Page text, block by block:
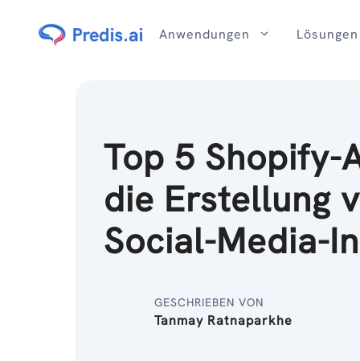
Anwendungen Lösungen
Top 5 Shopify-
die Erstellung
Social-Media-
GESCHRIEBEN VON
Tanmay Ratnaparkhe